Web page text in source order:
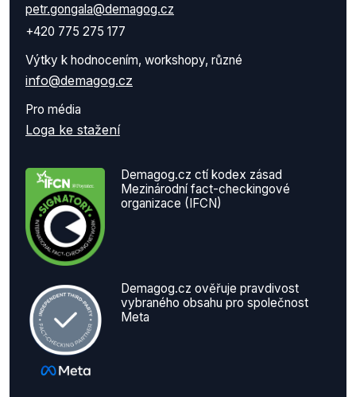
petr.gongala@demagog.cz
+420 775 275 177
Výtky k hodnocením, workshopy, různé
info@demagog.cz
Pro média
Loga ke stažení
Demagog.cz ctí kodex zásad
Mezinárodní fact-checkingové
organizace (IFCN)
Demagog.cz ověřuje pravdivost
vybraného obsahu pro společnost
Meta